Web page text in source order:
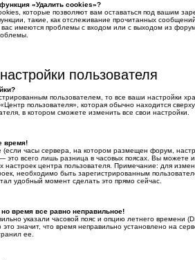
«Удалить cookies»?
которые позволяют вам оставаться под вашим
такие, как отслеживание прочитанных
имеются проблемы с входом или с выходом из
пользователя
пользователем, то все ваши настройки
пользователя», которая обычно находится
в котором сможете изменить все свои настройки.
время!
часы сервера, на котором размещен форум,
всего лишь разница в часовых поясах. Вы можете
настроек центра пользователя. Примечание: для
необходимо быть зарегистрированным
удобный момент сделать это прямо сейчас.
время все равно неправильное!
указали часовой пояс и опцию летнего времени (
это значит, что время неправильно установлено на
ее.